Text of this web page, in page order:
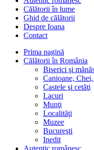
Călătorii în lume
Ghid de călătorii
Despre Ioana
Contact
Prima pagină
Călătorii în România
Biserici şi
Canioane, Chei,
Castele şi cetăţi
Lacuri
Munţi
Localităţi
Muzee
Bucureşti
Inedit
Autentic românesc